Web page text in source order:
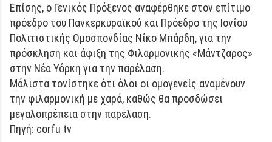
Επίσης, ο Γενικός Πρόξενος αναφέρθηκε στον επίτιμο
πρόεδρο του Πανκερκυραϊκού και Πρόεδρο της Ιονίου
Πολιτιστικής Ομοσπονδίας Νίκο Μπάρδη, για την
πρόσκληση και άφιξη της Φιλαρμονικής «Μάντζαρος»
στην Νέα Υόρκη για την παρέλαση.
Μάλιστα τονίστηκε ότι όλοι οι ομογενείς αναμένουν
την φιλαρμονική με χαρά, καθώς θα προσδώσει
μεγαλοπρέπεια στην παρέλαση.
Πηγή: corfu tv